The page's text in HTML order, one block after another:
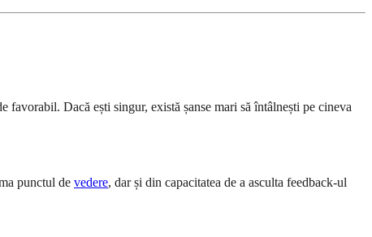
Dacă ești singur, există șanse mari să întâlnești pe cineva
punctul de vedere, dar și din capacitatea de a asculta feedback-ul